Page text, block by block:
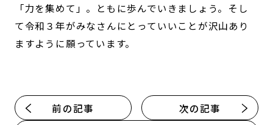
「力を集めて」。ともに歩んでいきましょう。そし
て令和３年がみなさんにとっていいことが沢山あり
ますように願っています。
前の記事
次の記事